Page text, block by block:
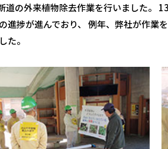
道の外来植物除去作業を行いました。
進捗が進んでおり、 例年、弊社が作業
た。